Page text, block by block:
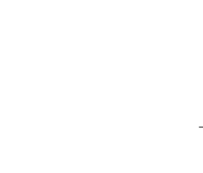
Produktneuheiten,